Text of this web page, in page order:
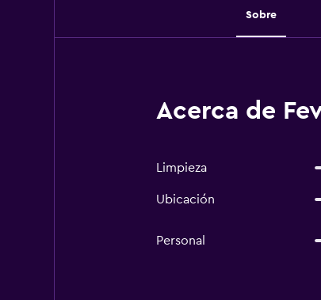
Sobre
Acerca de
Limpieza
Ubicación
Personal